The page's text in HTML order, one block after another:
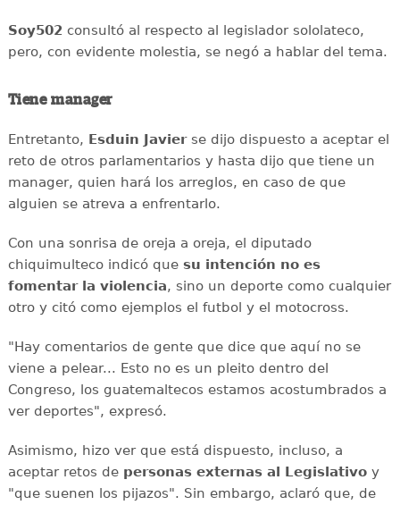
Soy502consultó al respecto al legislador sololateco,
pero, con evidente molestia, se negó a hablar del tema.
Tiene manager
Entretanto, Esduin Javierse dijo dispuesto a aceptar el
reto de otros parlamentarios y hasta dijo que tiene un
manager, quien hará los arreglos, en caso de que
alguien se atreva a enfrentarlo.
Con una sonrisa de oreja a oreja, el diputado
chiquimulteco indicó que su intención no es
fomentar la violencia, sino un deporte como cualquier
otro y citó como ejemplos el futbol y el motocross.
"Hay comentarios de gente que dice que aquí no se
viene a pelear... Esto no es un pleito dentro del
Congreso, los guatemaltecos estamos acostumbrados a
ver deportes", expresó.
Asimismo, hizo ver que está dispuesto, incluso, a
aceptar retos de personas externas al Legislativoy
"que suenen los pijazos". Sin embargo, aclaró que, de